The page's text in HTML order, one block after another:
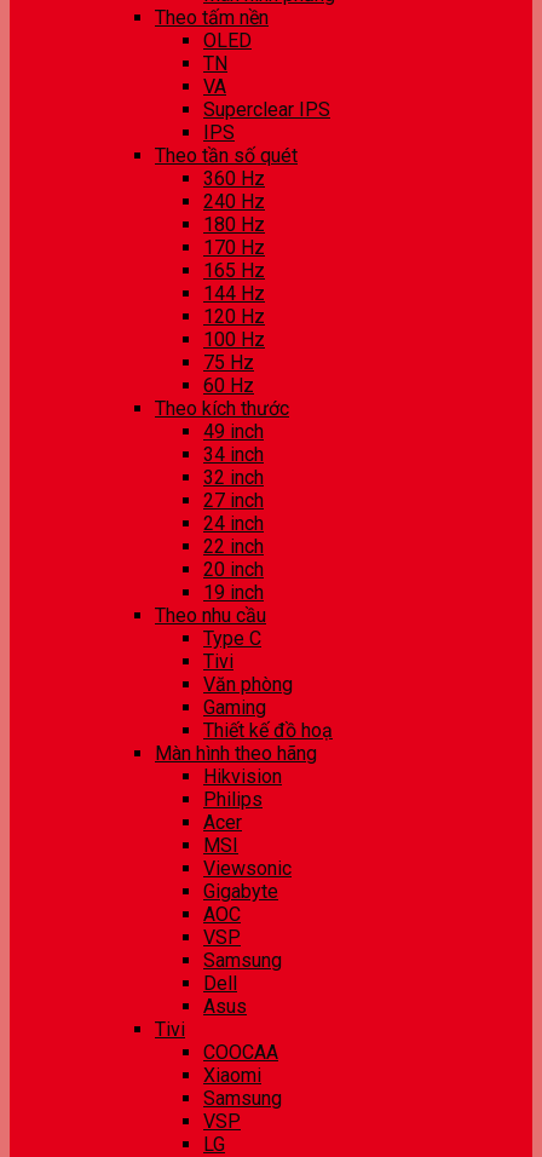
Theo tấm nền
OLED
TN
VA
Superclear IPS
IPS
Theo tần số quét
360 Hz
240 Hz
180 Hz
170 Hz
165 Hz
144 Hz
120 Hz
100 Hz
75 Hz
60 Hz
Theo kích thước
49 inch
34 inch
32 inch
27 inch
24 inch
22 inch
20 inch
19 inch
Theo nhu cầu
Type C
Tivi
Văn phòng
Gaming
Thiết kế đồ hoạ
Màn hình theo hãng
Hikvision
Philips
Acer
MSI
Viewsonic
Gigabyte
AOC
VSP
Samsung
Dell
Asus
Tivi
COOCAA
Xiaomi
Samsung
VSP
LG